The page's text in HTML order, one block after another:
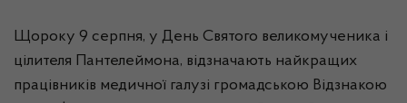
Щороку 9 серпня, у День Святого великомученика і
цілителя Пантелеймона, відзначають найкращих
працівників медичної галузі громадською Відзнакою